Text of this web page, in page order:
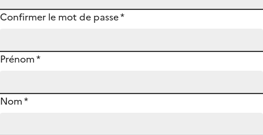
Confirmer le mot de passe*
Prénom*
Nom*